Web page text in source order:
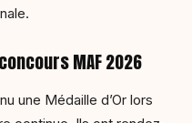
MAF 2026
une Médaille d’Or lors